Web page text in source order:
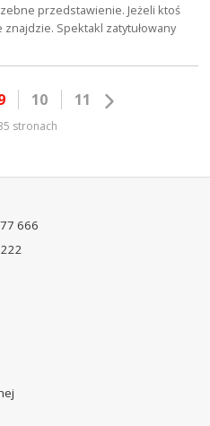
przedstawienie. Jeżeli ktoś
Spektakl zatytułowany
10 11
stronach
666